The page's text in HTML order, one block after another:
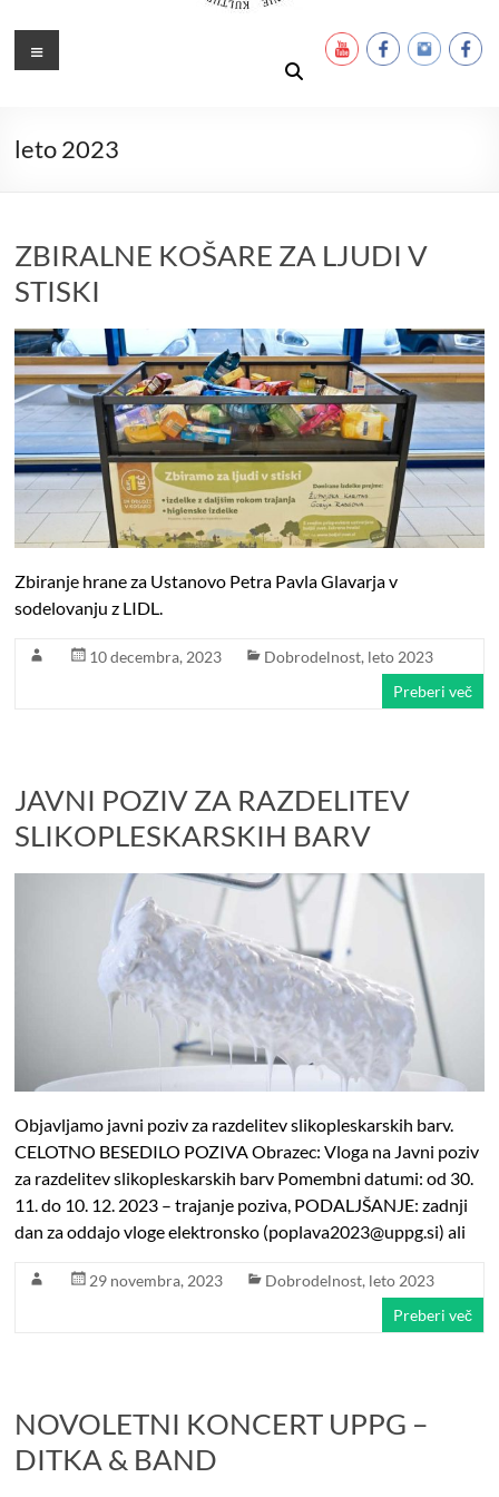
Ustanova Petra Pavla Glavarja
Meni
leto 2023
ZBIRALNE KOŠARE ZA LJUDI V
STISKI
Zbiranje hrane za Ustanovo Petra Pavla Glavarja v
sodelovanju z LIDL.
10 decembra, 2023 Dobrodelnost, leto 2023
Preberi več
JAVNI POZIV ZA RAZDELITEV
SLIKOPLESKARSKIH BARV
Objavljamo javni poziv za razdelitev slikopleskarskih barv.
CELOTNO BESEDILO POZIVA Obrazec: Vloga na Javni poziv
za razdelitev slikopleskarskih barv Pomembni datumi: od 30.
11. do 10. 12. 2023 – trajanje poziva, PODALJŠANJE: zadnji
dan za oddajo vloge elektronsko (poplava2023@uppg.si) ali
29 novembra, 2023 Dobrodelnost, leto 2023
Preberi več
NOVOLETNI KONCERT UPPG –
DITKA & BAND